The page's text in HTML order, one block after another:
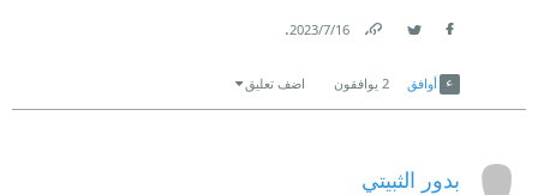
16‏/7‏/2023
.
أوافق 2 يوافقون اضف تعليق
بدور الثبيتي